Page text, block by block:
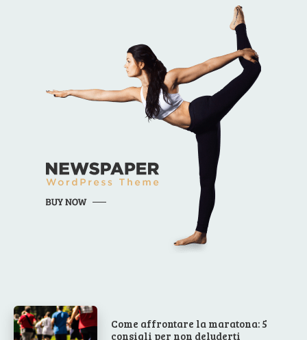
Come affrontare la maratona: 5
consigli per non deluderti